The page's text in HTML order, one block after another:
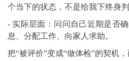
个当下的状态，不是给我下终身
- 实际层面：问问自己近期是否
息、分配工作、向家人求助。
把“被评价”变成“做体检”的契机